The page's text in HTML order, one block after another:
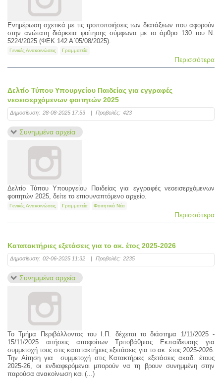
Ενημέρωση σχετικά με τις τροποποιήσεις των διατάξεων που αφορούν
στην ανώτατη διάρκεια φοίτησης σύμφωνα με το άρθρο 130 του Ν.
5224/2025 (ΦΕΚ 142 Α΄05/08/2025).
Γενικές Ανακοινώσεις Γραμματεία
Περισσότερα
Δελτίο Τύπου Υπουργείου Παιδείας για εγγραφές
νεοεισερχόμενων φοιτητών 2025
Δημοσίευση: 28-08-2025 17:53 | Προβολές: 423
Συνημμένα αρχεία
Δελτίο Τύπου Υπουργείου Παιδείας για εγγραφές νεοεισερχόμενων
φοιτητών 2025, δείτε το επισυναπτόμενο αρχείο.
Γενικές Ανακοινώσεις Γραμματεία Φοιτητικά Νέα
Περισσότερα
Κατατακτήριες εξετάσεις για το ακ. έτος 2025-2026
Δημοσίευση: 02-06-2025 11:32 | Προβολές: 2235
Συνημμένα αρχεία
Το Τμήμα Περιβάλλοντος του Ι.Π. δέχεται το διάστημα 1/11/2025 -
15/11/2025 αιτήσεις αποφοίτων Τριτοβάθμιας Εκπαίδευσης για
συμμετοχή τους στις κατατακτήριες εξετάσεις για το ακ. έτος 2025-2026.
Την Αίτηση για συμμετοχή στις Kατακτήριες εξετάσεις ακαδ. έτους
2025-26, οι ενδιαφερόμενοι μπορούν να τη βρουν συνημμένη στην
παρούσα ανακοίνωση και (...)